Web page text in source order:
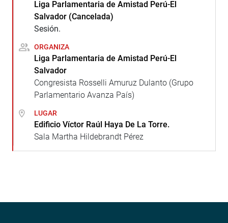
Liga Parlamentaria de Amistad Perú-El
Salvador (Cancelada)
Sesión.
ORGANIZA
Liga Parlamentaria de Amistad Perú-El
Salvador
Congresista Rosselli Amuruz Dulanto (Grupo
Parlamentario Avanza País)
LUGAR
Edificio Víctor Raúl Haya De La Torre.
Sala Martha Hildebrandt Pérez